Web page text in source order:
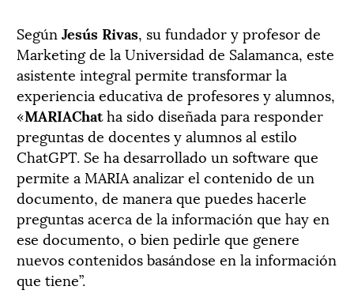
Según Jesús Rivas, su fundador y profesor de
Marketing de la Universidad de Salamanca, este
asistente integral permite transformar la
experiencia educativa de profesores y alumnos,
«MARIAChatha sido diseñada para responder
preguntas de docentes y alumnos al estilo
ChatGPT. Se ha desarrollado un software que
permite a MARIA analizar el contenido de un
documento, de manera que puedes hacerle
preguntas acerca de la información que hay en
ese documento, o bien pedirle que genere
nuevos contenidos basándose en la información
que tiene”.